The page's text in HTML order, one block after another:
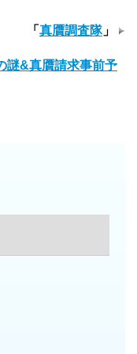
「 真贋調査隊」
謎&真贋請求事前予